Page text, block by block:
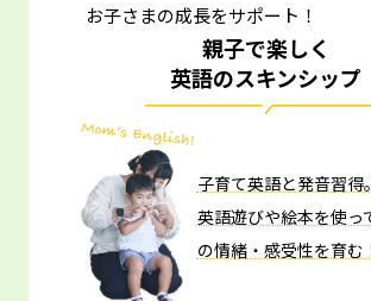
お子さまの成長をサポート！
親子で楽しく
英語のスキンシップ
子育て英語と発音習得。
英語遊びや絵本を使っ
の情緒・感受性を育む